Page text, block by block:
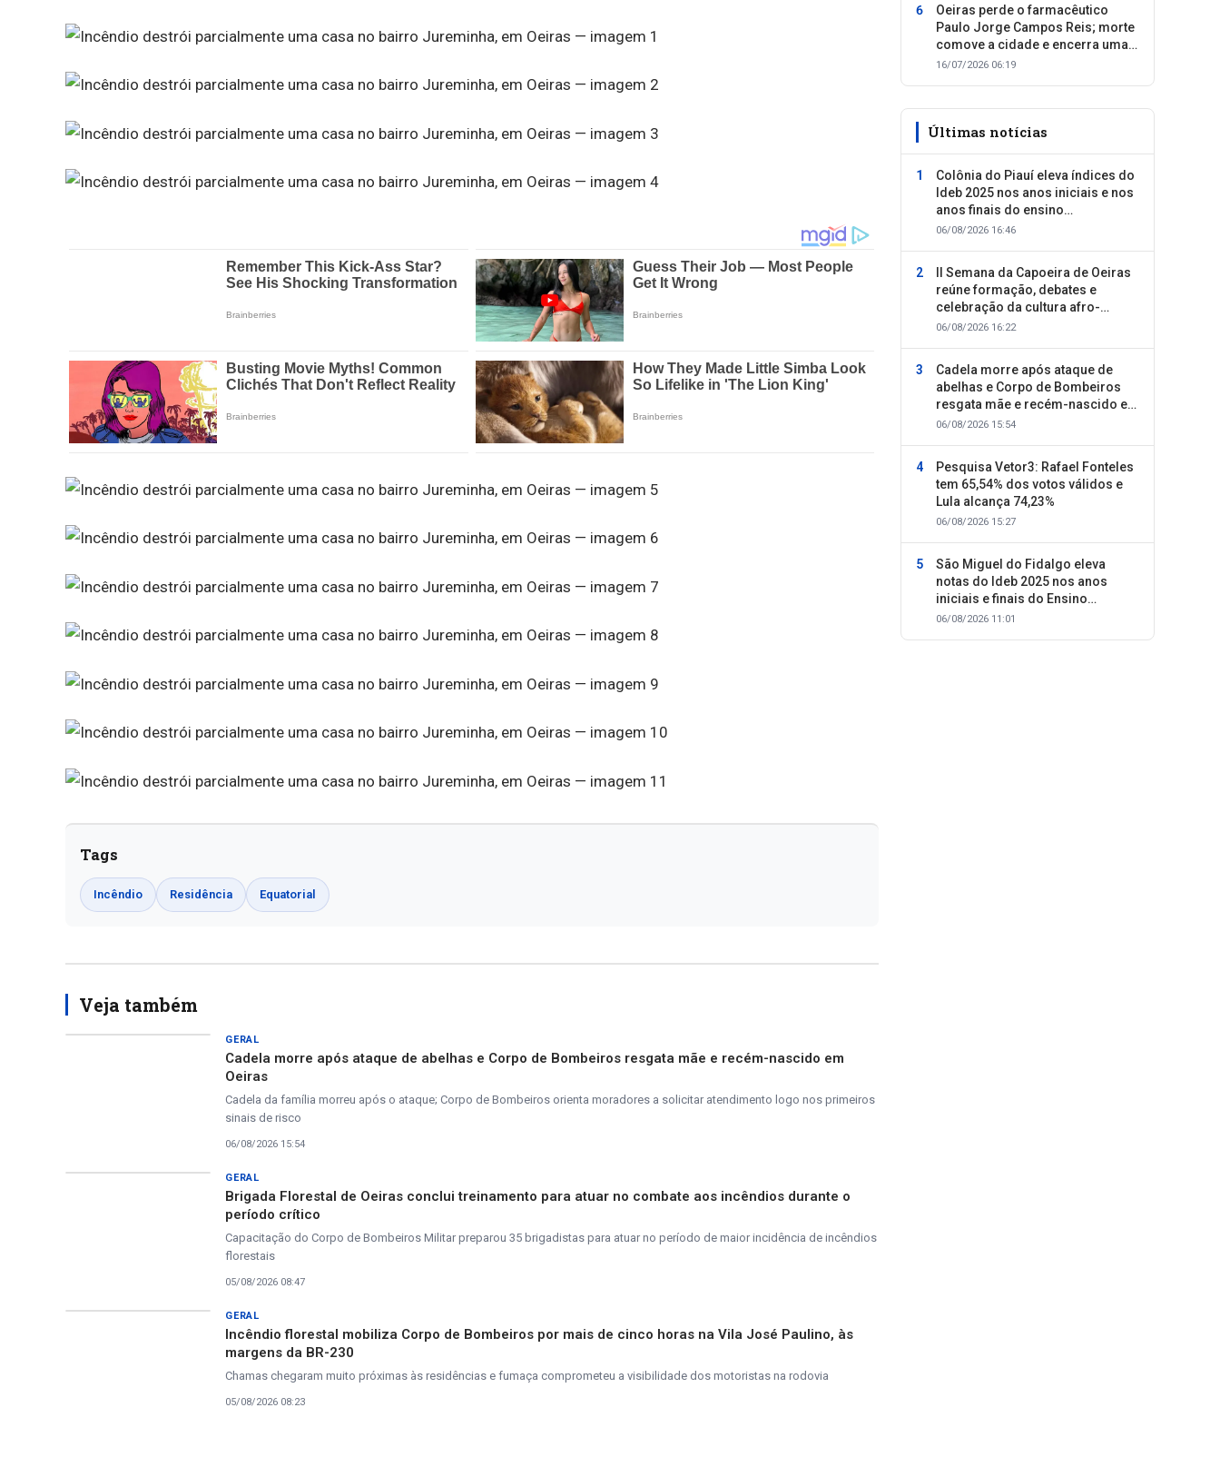
Tags
Incêndio Residência Equatorial
Veja também
GERAL
Cadela morre após ataque de abelhas e Corpo de Bombeiros resgata mãe e recém-nascido em
Oeiras
Cadela da família morreu após o ataque; Corpo de Bombeiros orienta moradores a solicitar atendimento logo nos primeiros
sinais de risco
06/08/2026 15:54
GERAL
Brigada Florestal de Oeiras conclui treinamento para atuar no combate aos incêndios durante o
período crítico
Capacitação do Corpo de Bombeiros Militar preparou 35 brigadistas para atuar no período de maior incidência de incêndios
florestais
05/08/2026 08:47
GERAL
Incêndio florestal mobiliza Corpo de Bombeiros por mais de cinco horas na Vila José Paulino, às
margens da BR-230
Chamas chegaram muito próximas às residências e fumaça comprometeu a visibilidade dos motoristas na rodovia
05/08/2026 08:23
Oeiras perde o farmacêutico
Paulo Jorge Campos Reis; morte
comove a cidade e encerra uma
trajetória dedicada ao cuidado
16/07/2026 06:19
Últimas notícias
Colônia do Piauí eleva índices do
Ideb 2025 nos anos iniciais e nos
anos finais do ensino
fundamental
06/08/2026 16:46
II Semana da Capoeira de Oeiras
reúne formação, debates e
celebração da cultura afro-
brasileira
06/08/2026 16:22
Cadela morre após ataque de
abelhas e Corpo de Bombeiros
resgata mãe e recém-nascido em
Oeiras
06/08/2026 15:54
Pesquisa Vetor3: Rafael Fonteles
tem 65,54% dos votos válidos e
Lula alcança 74,23%
06/08/2026 15:27
São Miguel do Fidalgo eleva
notas do Ideb 2025 nos anos
iniciais e finais do Ensino
Fundamental
06/08/2026 11:01